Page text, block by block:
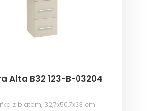
Alta B32 123-B-03204
z blatem, 32,7x50,7x33 cm